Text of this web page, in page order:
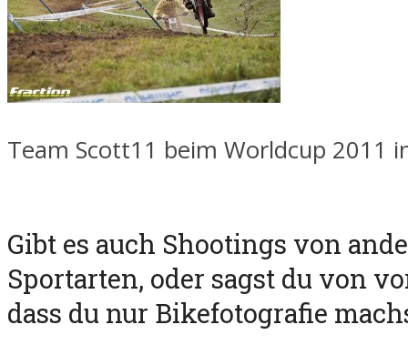
Team Scott11 beim Worldcup 2011
Gibt es auch Shootings von
Sportarten, oder sagst du von
dass du nur Bikefotografie